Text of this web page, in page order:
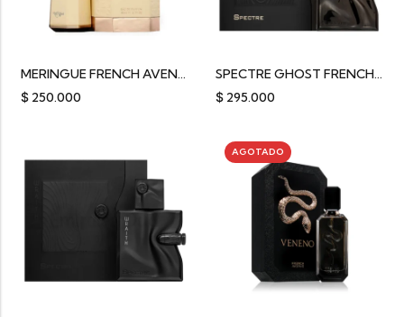
MERINGUE FRENCH AVENUE
$250.000
SPECTRE GHOST FRENCH AVENUE 100ML
$ 295.000
AGOTADO